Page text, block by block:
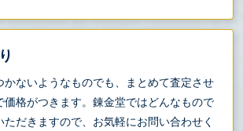
かないようなものでも、まとめて査定させ
価格がつきます。錬金堂ではどんなもので
ただきますので、お気軽にお問い合わせく